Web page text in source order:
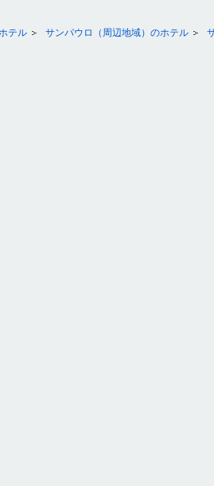
テル サンパウロ（周辺地域）のホテル